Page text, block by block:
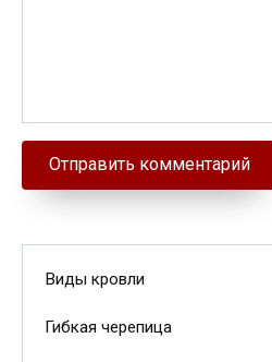
Виды кровли
Гибкая черепица